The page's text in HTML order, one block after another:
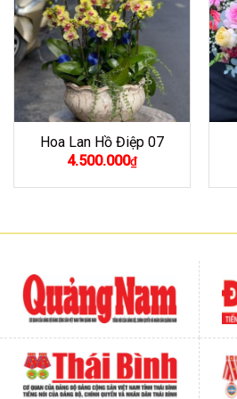
Hoa Lan Hồ Điệp 07
4.500.000₫